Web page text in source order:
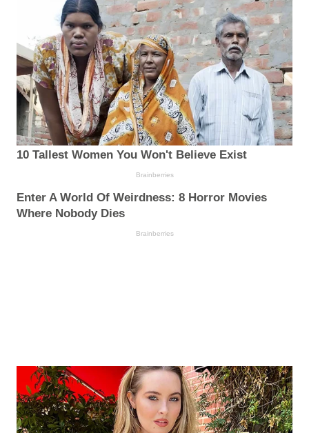
10 Tallest Women You Won't Believe Exist
Brainberries
Enter A World Of Weirdness: 8 Horror Movies
Where Nobody Dies
Brainberries